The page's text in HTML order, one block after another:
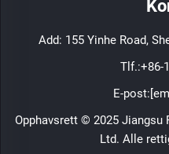
Add: 155 Yinhe Road,
Tlf.:+86-
E-post:
Opphavsrett © 2025 Jiangsu
Ltd. Alle